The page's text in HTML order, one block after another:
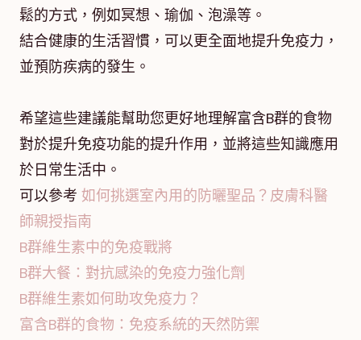
鬆的方式，例如冥想、瑜伽、泡澡等。
結合健康的生活習慣，可以更全面地提升免疫力，
並預防疾病的發生。
希望這些建議能幫助您更好地理解富含B群的食物
對於提升免疫功能的提升作用，並將這些知識應用
於日常生活中。
可以參考 如何挑選室內用的防曬聖品？皮膚科醫
師親授指南
B群維生素中的免疫戰將
B群大餐：對抗感染的免疫力強化劑
B群維生素如何助攻免疫力？
富含B群的食物：免疫系統的天然防禦